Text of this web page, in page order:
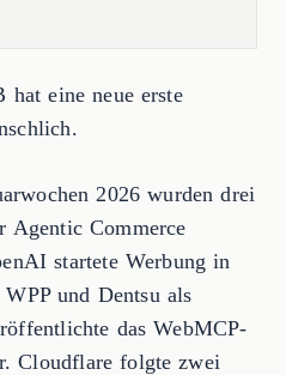
hat eine neue erste
2026 wurden drei
Agentic Commerce
startete Werbung in
und Dentsu als
das WebMCP-
Cloudflare folgte zwei